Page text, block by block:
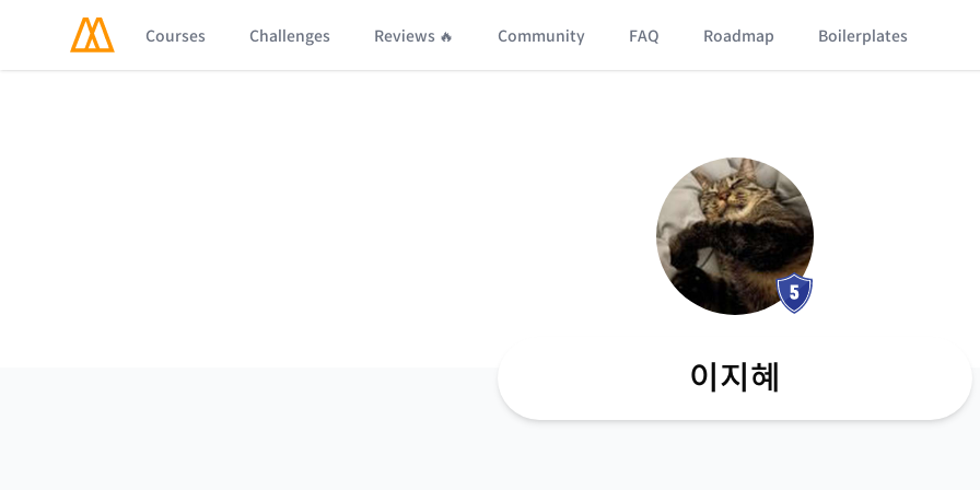
Courses Challenges Reviews 🔥 Community FAQ Roadmap Boilerplates
이지혜